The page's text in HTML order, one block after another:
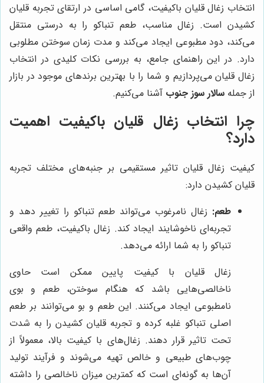
انتخاب زغال قلیان باکیفیت، گامی اساسی در ارتقای تجربه قلیان
کشیدن است. زغال مناسب، طعم تنباکو را به درستی منتقل
می‌کند، دود مطبوعی ایجاد می‌کند و مدت زمان سوختن مطلوبی
دارد. در این راهنمای جامع، به بررسی نکات کلیدی در انتخاب
زغال قلیان می‌پردازیم و شما را با بهترین برندهای موجود در بازار
از جمله سالار سوز جنوب آشنا می‌کنیم.
چرا انتخاب زغال قلیان باکیفیت اهمیت
دارد؟
کیفیت زغال قلیان تاثیر مستقیمی بر جنبه‌های مختلف تجربه
قلیان کشیدن دارد:
طعم: زغال نامرغوب می‌تواند طعم تنباکو را تغییر دهد و
تجربه‌ای ناخوشایند ایجاد کند. زغال باکیفیت، طعم واقعی
تنباکو را به شما ارائه می‌دهد.
زغال قلیان با کیفیت پایین ممکن است حاوی
ناخالصی‌هایی باشد که هنگام سوختن، طعم و بوی
نامطبوعی ایجاد می‌کنند. این طعم و بو می‌توانند بر طعم
اصلی تنباکو غلبه کرده و تجربه قلیان کشیدن را به شدت
تحت تاثیر قرار دهند. زغال‌های با کیفیت بالا، معمولاً از
چوب‌های طبیعی و خالص تهیه می‌شوند و فرآیند تولید
آن‌ها به گونه‌ای است که کمترین میزان ناخالصی را داشته